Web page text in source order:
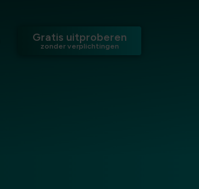
Gratis uitproberen
zonder verplichtingen